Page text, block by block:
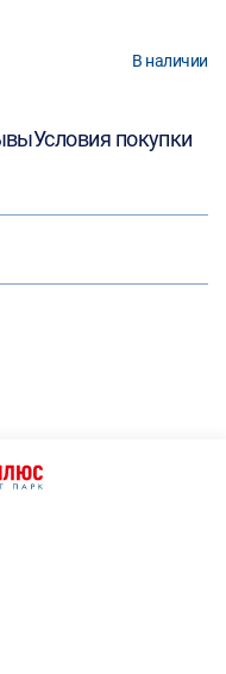
В наличии
Условия покупки